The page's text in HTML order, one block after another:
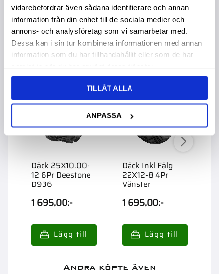
vidarebefordrar även sådana identifierare och annan
information från din enhet till de sociala medier och
annons- och analysföretag som vi samarbetar med.
Dessa kan i sin tur kombinera informationen med annan
information som du har tillhandahållit eller som de har
TILLÅT ALLA
ANPASSA
Liknande produkter
Däck 25X10.00-
12 6Pr Deestone
D936
1 695,00:-
Däck Inkl Fälg
22X12-8 4Pr
Vänster
1 695,00:-
Andra köpte även